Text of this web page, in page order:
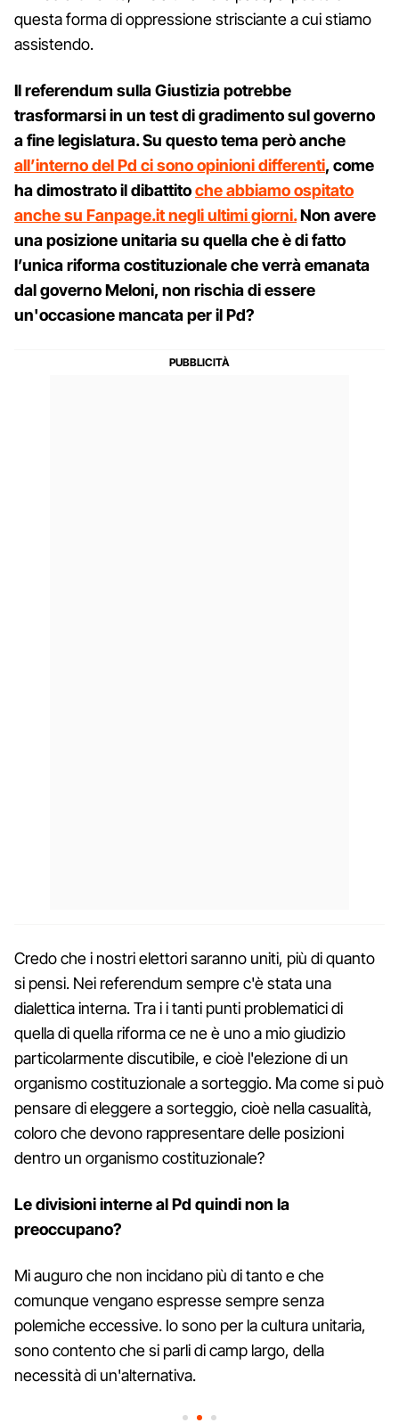
questa forma di oppressione strisciante a cui stiamo
assistendo.
Il referendum sulla Giustizia potrebbe
trasformarsi in un test di gradimento sul governo
a fine legislatura. Su questo tema però anche
all’interno del Pd ci sono opinioni differenti, come
ha dimostrato il dibattitoche abbiamo ospitato
anche su Fanpage.it negli ultimi giorni.Non avere
una posizione unitaria su quella che è di fatto
l’unica riforma costituzionale che verrà emanata
dal governo Meloni, non rischia di essere
un'occasione mancata per il Pd?
Credo che i nostri elettori saranno uniti, più di quanto
si pensi. Nei referendum sempre c'è stata una
dialettica interna. Tra i i tanti punti problematici di
quella di quella riforma ce ne è uno a mio giudizio
particolarmente discutibile, e cioè l'elezione di un
organismo costituzionale a sorteggio. Ma come si può
pensare di eleggere a sorteggio, cioè nella casualità,
coloro che devono rappresentare delle posizioni
dentro un organismo costituzionale?
Le divisioni interne al Pd quindi non la
preoccupano?
Mi auguro che non incidano più di tanto e che
comunque vengano espresse sempre senza
polemiche eccessive. Io sono per la cultura unitaria,
sono contento che si parli di camp largo, della
necessità di un'alternativa.